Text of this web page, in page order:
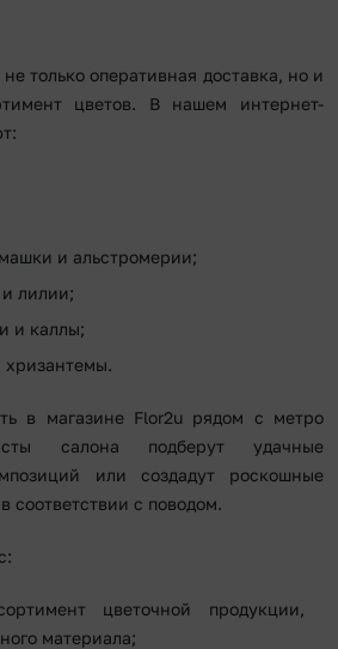
только оперативная доставка, но и
цветов. В нашем интернет-
и альстромерии;
лилии;
и каллы;
в магазине Flor2u рядом с метро
салона подберут удачные
или создадут роскошные
соответствии с поводом.
цветочной продукции,
материала;